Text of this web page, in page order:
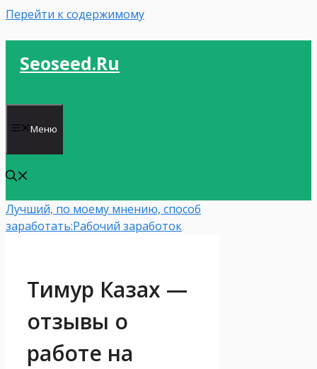
Перейти к содержимому
Seoseed.ru
Меню
Лучший, по моему мнению, способ
заработать:Рабочий заработок
Тимур Казах —
отзывы о
работе на